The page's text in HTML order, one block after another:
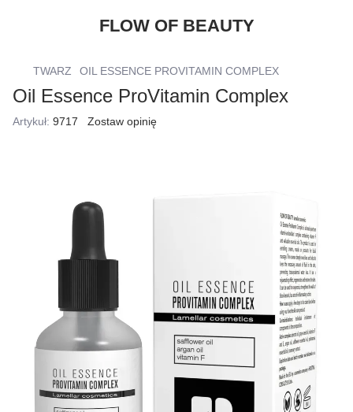
FLOW OF BEAUTY
TWARZ OIL ESSENCE PROVITAMIN COMPLEX
Oil Essence ProVitamin Complex
Artykuł: 9717 Zostaw opinię